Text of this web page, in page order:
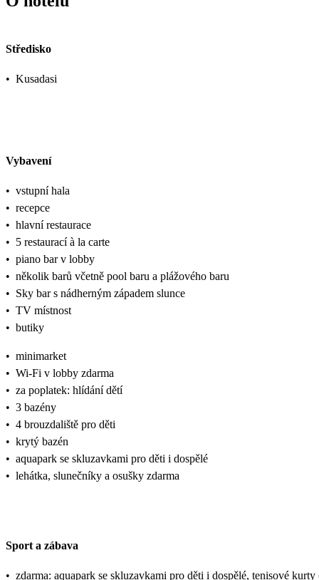
Středisko
• Kusadasi
Vybavení
• vstupní hala
• recepce
• hlavní restaurace
• 5 restaurací à la carte
• piano bar v lobby
• několik barů včetně pool baru a plážového baru
• Sky bar s nádherným západem slunce
• TV místnost
• butiky
• minimarket
• Wi-Fi v lobby zdarma
• za poplatek: hlídání dětí
• 3 bazény
• 4 brouzdaliště pro děti
• krytý bazén
• aquapark se skluzavkami pro děti i dospělé
• lehátka, slunečníky a osušky zdarma
Sport a zábava
• zdarma: aquapark se skluzavkami pro děti i dospělé, tenisové